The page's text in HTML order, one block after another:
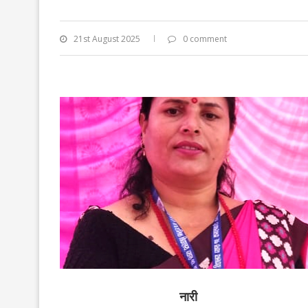
21st August 2025 0 comment
नारी